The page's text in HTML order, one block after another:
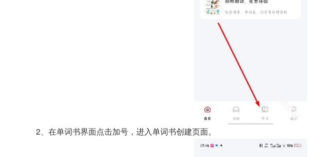
2、在单词书界面点击加号，进入单词书创建页面。